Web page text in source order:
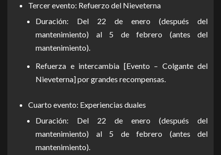
Tercer evento: Refuerzo del Nieveterna
Duración: Del 22 de enero (después del
mantenimiento) al 5 de febrero (antes del
mantenimiento).
Refuerza e intercambia [Evento – Colgante del
Nieveterna] por grandes recompensas.
Cuarto evento: Experiencias duales
Duración: Del 22 de enero (después del
mantenimiento) al 5 de febrero (antes del
mantenimiento).